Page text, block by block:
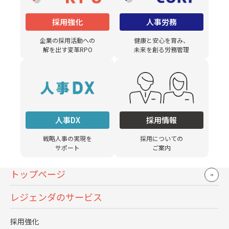
採用強化
企業の採用活動への
解を出す変革RPO
人事労務
健康と安心を育み、
未来を創る労務管理
人事DX
戦略人事の実現を
サポート
採用情報
採用についての
ご案内
トップページ
レジェンダのサービス
採用強化
月8時間になりました。要は、事業方法を自
分たちでコントロールできるというレイヤ
ーに変えたんです。結果、労働時間を削減で
きました。